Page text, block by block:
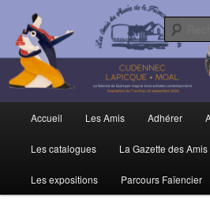
contenu
principal
contenu
secondaireAmis du Musée et
Quimper
Trois siècles de tradition faïencière
principal
Accueil Les Amis Adhérer
Les catalogues La Gazette des Amis
Les expositions Parcours Faïencier